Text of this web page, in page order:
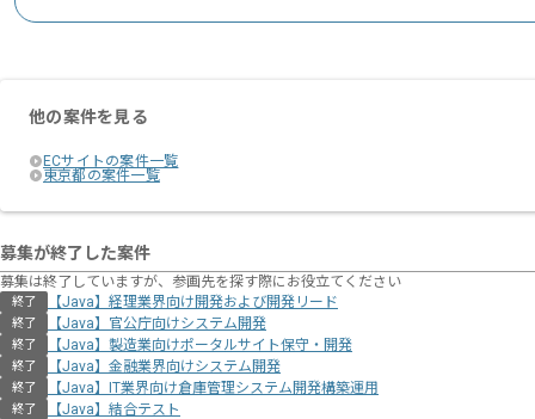
他の案件を見る
ECサイトの案件一覧
東京都の案件一覧
募集が終了した案件
募集は終了していますが、参画先を探す際にお役立てください
終了 【Java】経理業界向け開発および開発リード
終了 【Java】官公庁向けシステム開発
終了 【Java】製造業向けポータルサイト保守・開発
終了 【Java】金融業界向けシステム開発
終了 【Java】IT業界向け倉庫管理システム開発構築運用
終了 【Java】結合テスト